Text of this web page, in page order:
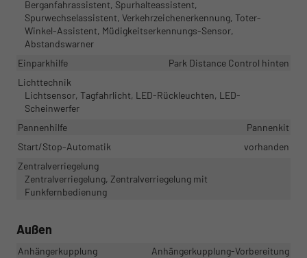
Berganfahrassistent, Spurhalteassistent,
Spurwechselassistent, Verkehrzeichenerkennung, Toter-
Winkel-Assistent, Müdigkeitserkennungs-Sensor,
Abstandswarner
Einparkhilfe
Park Distance Control hinten
Lichttechnik
Lichtsensor, Tagfahrlicht, LED-Rückleuchten, LED-
Scheinwerfer
Pannenhilfe
Pannenkit
Start/Stop-Automatik
vorhanden
Zentralverriegelung
Zentralverriegelung, Zentralverriegelung mit
Funkfernbedienung
Außen
Anhängerkupplung
Anhängerkupplung-Vorbereitung